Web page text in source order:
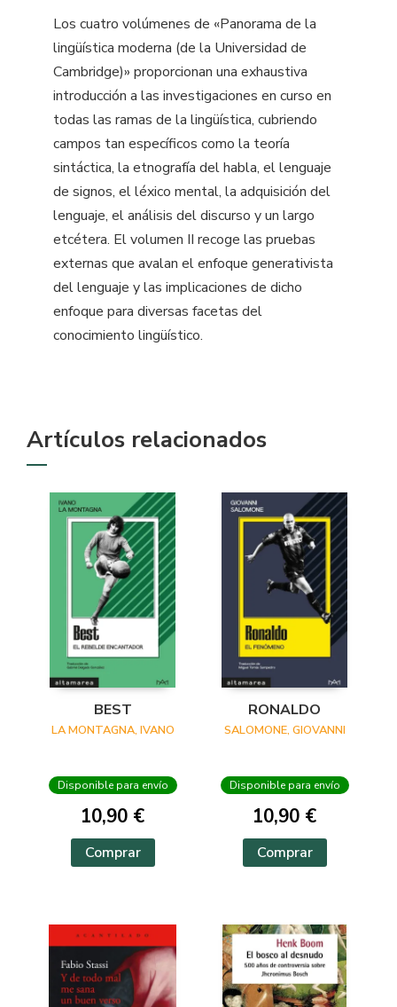
Los cuatro volúmenes de «Panorama de la
lingüística moderna (de la Universidad de
Cambridge)» proporcionan una exhaustiva
introducción a las investigaciones en curso en
todas las ramas de la lingüística, cubriendo
campos tan específicos como la teoría
sintáctica, la etnografía del habla, el lenguaje
de signos, el léxico mental, la adquisición del
lenguaje, el análisis del discurso y un largo
etcétera. El volumen II recoge las pruebas
externas que avalan el enfoque generativista
del lenguaje y las implicaciones de dicho
enfoque para diversas facetas del
conocimiento lingüístico.
Artículos relacionados
BEST
LA MONTAGNA, IVANO
Disponible para envío
10,90 €
Comprar
RONALDO
SALOMONE, GIOVANNI
Disponible para envío
10,90 €
Comprar